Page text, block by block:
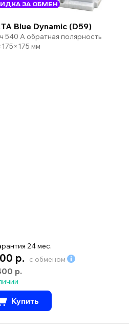
ЗА ОБМЕН
Blue Dynamic (D59)
540 А обратная полярность
мм
24 мес.
р. с обменом
р.
Купить